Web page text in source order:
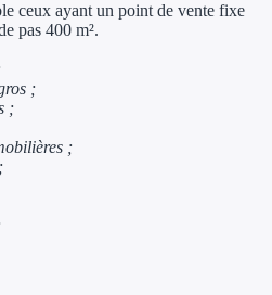
Ouvrage
ceux ayant un point de vente fixe
pas 400 m².
;
;
;